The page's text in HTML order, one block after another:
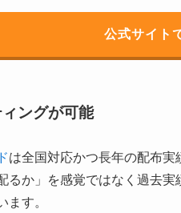
公式サイト
ングが可能
は全国対応かつ長年の配布
るか」を感覚ではなく過去
ます。